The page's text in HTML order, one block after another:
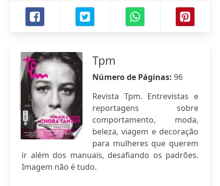
Tpm
Número de Páginas: 96
Revista Tpm. Entrevistas e
reportagens sobre
comportamento, moda,
beleza, viagem e decoração
para mulheres que querem
ir além dos manuais, desafiando os padrões.
Imagem não é tudo.